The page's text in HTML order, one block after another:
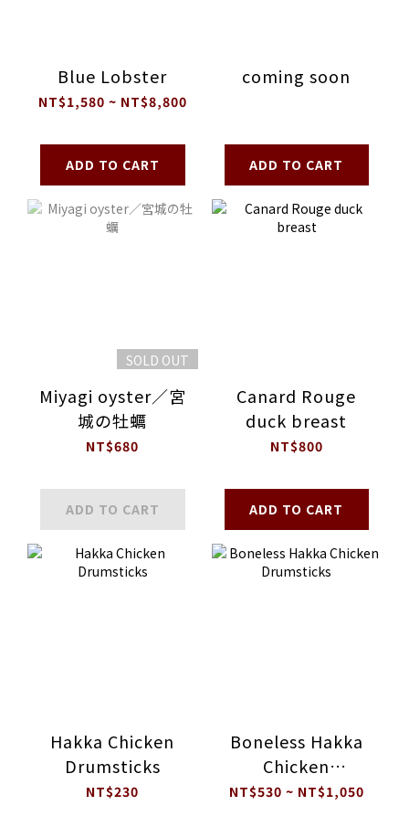
Blue Lobster
NT$1,580 ~ NT$8,800
ADD TO CART
coming soon
ADD TO CART
SOLD OUT
Miyagi oyster／宮
城の牡蠣
NT$680
ADD TO CART
Canard Rouge
duck breast
NT$800
ADD TO CART
Hakka Chicken
Drumsticks
NT$230
Boneless Hakka
Chicken
Drumsticks
NT$530 ~ NT$1,050